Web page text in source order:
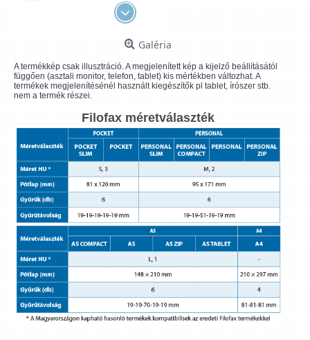
Galéria
A termékkép csak illusztráció. A megjelenített kép a kijelző beállításától
függően (asztali monitor, telefon, tablet) kis mértékben változhat. A
termékek megjelenítésénél használt kiegészítők pl tablet, írószer stb.
nem a termék részei.
Filofax méretválaszték